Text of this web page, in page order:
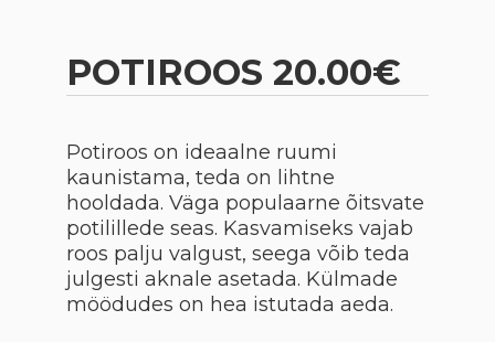
POTIROOS 20.00€
Potiroos on ideaalne ruumi
kaunistama, teda on lihtne
hooldada. Väga populaarne õitsvate
potilillede seas. Kasvamiseks vajab
roos palju valgust, seega võib teda
julgesti aknale asetada. Külmade
möödudes on hea istutada aeda.